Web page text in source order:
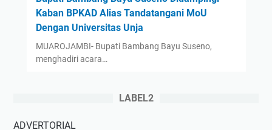
Kaban BPKAD Alias Tandatangani MoU
Dengan Universitas Unja ‎ ‎
‎MUAROJAMBI- Bupati Bambang Bayu Suseno,
menghadiri acara…
LABEL2
ADVERTORIAL